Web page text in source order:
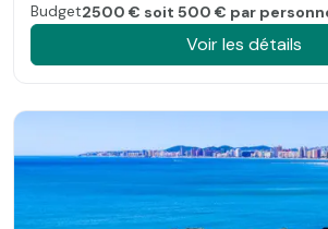
Budget2500 € soit 500 € par
Voir les détails